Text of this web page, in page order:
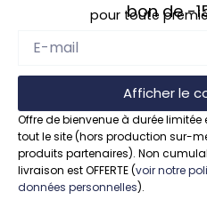
bon de -
pour toute
Afficher le
Offre de bienvenue à durée
tout le site (hors production sur-
produits partenaires). Non
livraison est OFFERTE (voir notre
données personnelles).